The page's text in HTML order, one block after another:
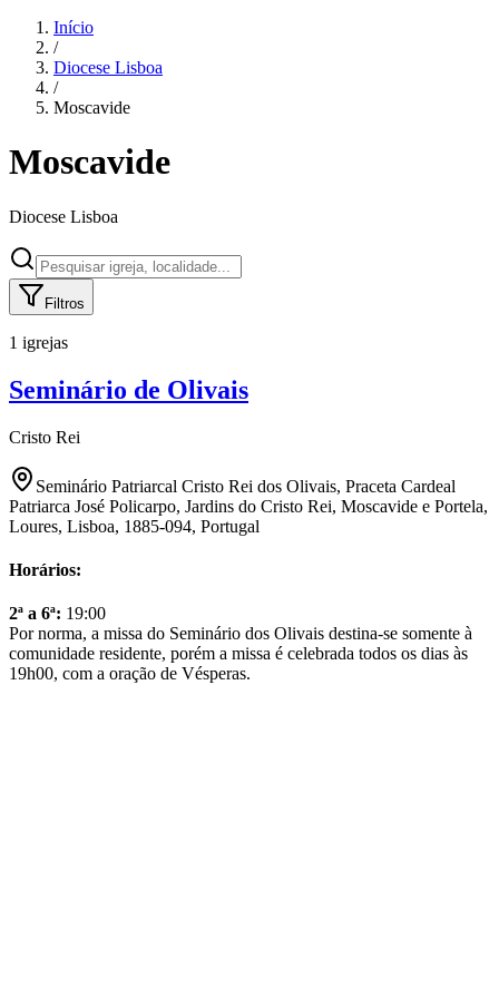
Início
/
Diocese Lisboa
/
Moscavide
Moscavide
Diocese Lisboa
Filtros
1 igrejas
Seminário de Olivais
Cristo Rei
Seminário Patriarcal Cristo Rei dos Olivais, Praceta Cardeal
Patriarca José Policarpo, Jardins do Cristo Rei, Moscavide e Portela,
Loures, Lisboa, 1885-094, Portugal
Horários:
2ª a 6ª: 19:00
Por norma, a missa do Seminário dos Olivais destina-se somente à
comunidade residente, porém a missa é celebrada todos os dias às
19h00, com a oração de Vésperas.